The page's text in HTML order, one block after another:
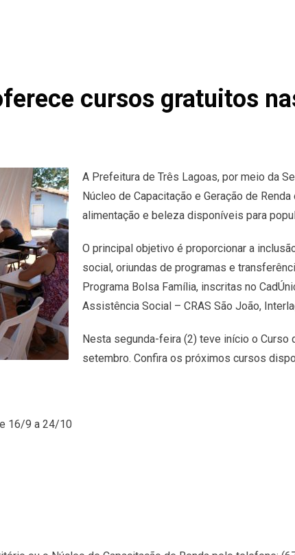
cursos gratuitos
A Prefeitura de Três Lagoas, por meio da
Núcleo de Capacitação e Geração de
alimentação e beleza disponíveis para
O principal objetivo é proporcionar a
social, oriundas de programas e
Programa Bolsa Família, inscritas no
Assistência Social – CRAS São João,
Nesta segunda-feira (2) teve início o
setembro. Confira os próximos cursos
16/9 a 24/10